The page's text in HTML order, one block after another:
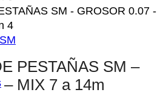
SM
PESTAÑAS SM –
MIX 7 a 14m